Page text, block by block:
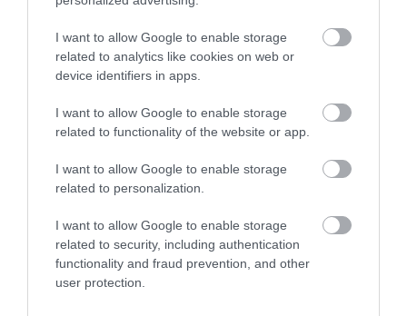
I want to allow Google to enable storage
related to analytics like cookies on web or
device identifiers in apps.
I want to allow Google to enable storage
related to functionality of the website or app.
I want to allow Google to enable storage
related to personalization.
I want to allow Google to enable storage
related to security, including authentication
functionality and fraud prevention, and other
user protection.
tartsanak? Hogy kiemelkedjünk a
született tehetségek ezen a területen?
TUDJ MEG TÖBBET
Érdekességek, kéthetente a postafiókodba.